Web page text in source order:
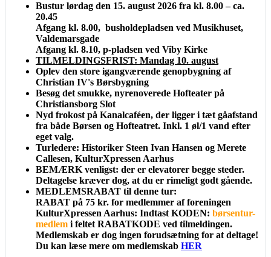
Bustur lørdag den 15. august 2026 fra kl. 8.00 – ca.
20.45
Afgang kl. 8.00, busholdepladsen ved Musikhuset,
Valdemarsgade
Afgang kl. 8.10, p-pladsen ved Viby Kirke
TILMELDINGSFRIST: Mandag 10. august
Oplev den store igangværende genopbygning af
Christian IV's Børsbygning
Besøg det smukke, nyrenoverede Hofteater på
Christiansborg Slot
Nyd frokost på Kanalcaféen, der ligger i tæt gåafstand
fra både Børsen og Hofteatret. Inkl. 1 øl/1 vand efter
eget valg.
Turledere: Historiker Steen Ivan Hansen og Merete
Callesen, KulturXpressen Aarhus
BEMÆRK venligst: der er elevatorer begge steder.
Deltagelse kræver dog, at du er rimeligt godt gående.
MEDLEMSRABAT til denne tur:
RABAT på 75 kr. for medlemmer af foreningen
KulturXpressen Aarhus: Indtast KODEN: børsentur-
medlem i feltet RABATKODE ved tilmeldingen.
Medlemskab er dog ingen forudsætning for at deltage!
Du kan læse mere om medlemskab HER